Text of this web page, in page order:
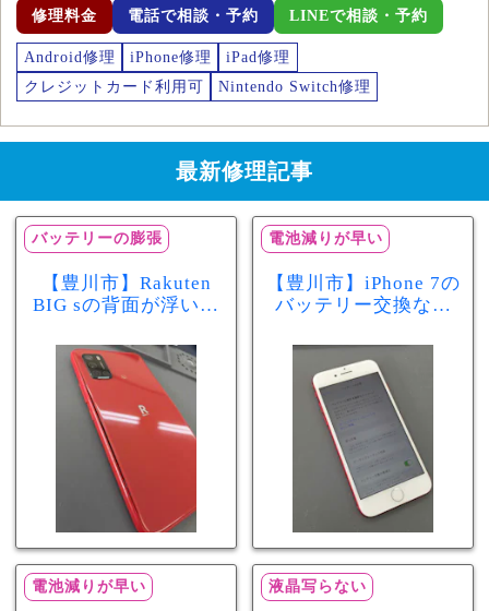
修理料金 電話で相談・予約 LINEで相談・予約
Android修理 iPhone修理
iPad修理
クレジットカード利用可
Nintendo Switch修理
最新修理記事
バッテリーの膨張
【豊川市】Rakuten
BIG sの背面が浮いて
リー膨張のサインか
もしれません！バッ
テリー交換修理事例
電池減りが早い
【豊川市】iPhone 7の
バッテリー交換なら
最大容量70％で電池
の減りが早い症状も
当日60分で改善
電池減りが早い 液晶写らない